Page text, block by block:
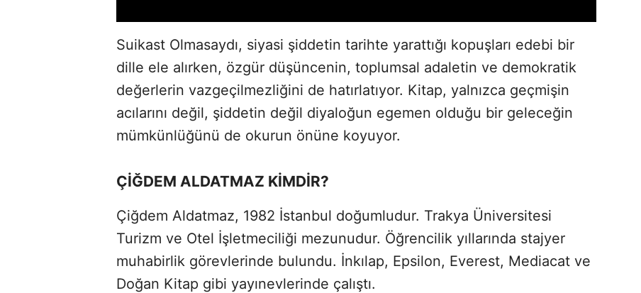
Suikast Olmasaydı, siyasi şiddetin tarihte yarattığı kopuşları edebi bir
dille ele alırken, özgür düşüncenin, toplumsal adaletin ve demokratik
değerlerin vazgeçilmezliğini de hatırlatıyor. Kitap, yalnızca geçmişin
acılarını değil, şiddetin değil diyaloğun egemen olduğu bir geleceğin
mümkünlüğünü de okurun önüne koyuyor.
ÇİĞDEM ALDATMAZ KİMDİR?
Çiğdem Aldatmaz, 1982 İstanbul doğumludur. Trakya Üniversitesi
Turizm ve Otel İşletmeciliği mezunudur. Öğrencilik yıllarında stajyer
muhabirlik görevlerinde bulundu. İnkılap, Epsilon, Everest, Mediacat ve
Doğan Kitap gibi yayınevlerinde çalıştı.